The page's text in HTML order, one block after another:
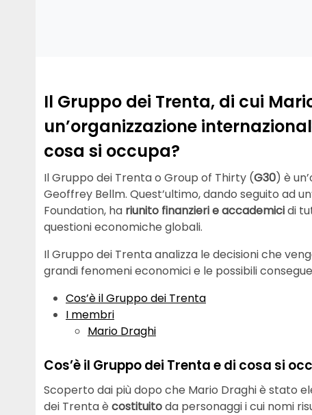
Il Gruppo dei Trenta, di cui
un’organizzazione
cosa si occupa?
Il Gruppo dei Trenta o Group of Thirty (G30) è
Geoffrey Bellm. Quest’ultimo, dando seguito ad
Foundation, ha riunito finanzieri e accademicidi
questioni economiche globali.
Il Gruppo dei Trenta analizza le decisioni che
grandi fenomeni economici e le possibili
Cos’è il Gruppo dei Trenta
I membri
Mario Draghi
Cos’è il Gruppo dei Trenta e di cosa si
Scoperto dai più dopo che Mario Draghi è stato
dei Trenta è costituitoda personaggi i cui nomi